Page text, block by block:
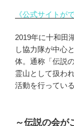
《公式サイトが
2019年に十和田
し協力隊が中心
体。通称「伝説
霊山として扱わ
活動を行っている
～伝説の会が